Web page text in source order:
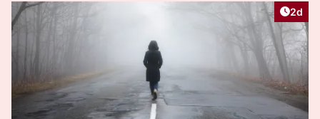
2d